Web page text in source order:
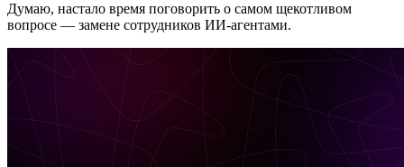
Думаю, настало время поговорить о самом щекотливом
вопросе — замене сотрудников ИИ-агентами.